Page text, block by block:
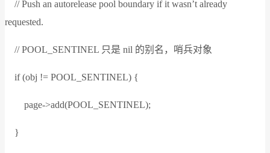
// Push an autorelease pool boundary if it wasn’t already
requested.
// POOL_SENTINEL 只是 nil 的别名，哨兵对象
if (obj != POOL_SENTINEL) {
page->add(POOL_SENTINEL);
}